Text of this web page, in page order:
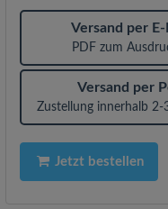
Versand per E-
PDF zum
Versand per
Zustellung innerhalb 2-
Jetzt bestellen